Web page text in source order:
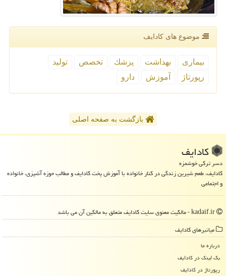
موضوع های كادایف
بیماری بهداشت پزشك تخصص
تولید
رپورتاژ
آموزش دارو
بازگشت به صفحه اصلی
كادایف
دسر ترکی خوشمزه
کادایف، طعم شیرین زندگی در کنار خانواده با آموزش پخت کادایف و مطالب حوزه آشپزی، خانواده
و اجتماعی
میانبرهای كادایف
درباره ما
بک لینک در كادایف
رپورتاژ در كادایف